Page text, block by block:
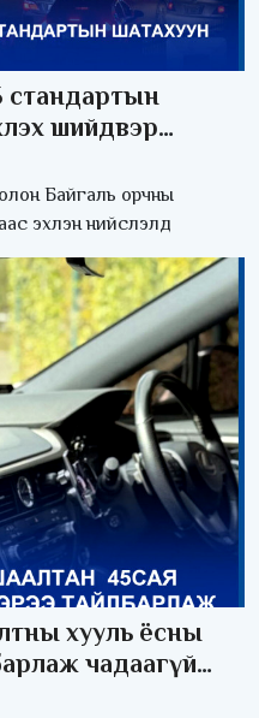
стандартын
шийдвэр
Байгаль орчны
эхлэн нийслэлд
хууль ёсны
чадаагүй
болгов